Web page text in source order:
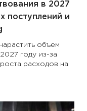
в 2027
поступлений и
объем
году из-за
расходов на